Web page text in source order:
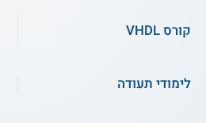
קורס VHDL
לימודי תעודה